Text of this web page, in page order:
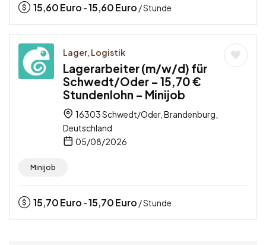
15,60Euro -15,60Euro / Stunde
Lager, Logistik
Lagerarbeiter (m/w/d) für
Schwedt/Oder – 15,70 €
Stundenlohn – Minijob
16303 Schwedt/Oder, Brandenburg,
Deutschland
05/08/2026
Minijob
15,70Euro -15,70Euro / Stunde